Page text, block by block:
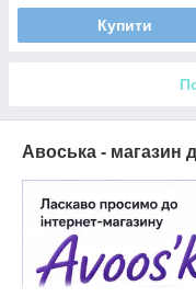
Купити
Авоська - магазин